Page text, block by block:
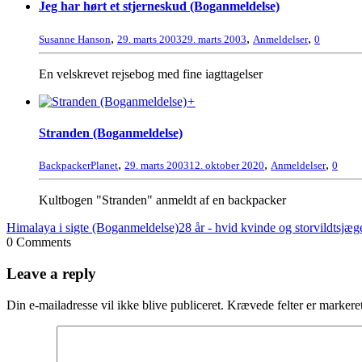
Jeg har hørt et stjerneskud (Boganmeldelse)
Susanne Hanson, 29. marts 200329. marts 2003, Anmeldelser, 0
En velskrevet rejsebog med fine iagttagelser
+
Stranden (Boganmeldelse)
BackpackerPlanet, 29. marts 200312. oktober 2020, Anmeldelser, 0
Kultbogen "Stranden" anmeldt af en backpacker
Himalaya i sigte (Boganmeldelse)28 år - hvid kvinde og
0 Comments
Leave a reply
Din e-mailadresse vil ikke blive publiceret. Krævede felter er